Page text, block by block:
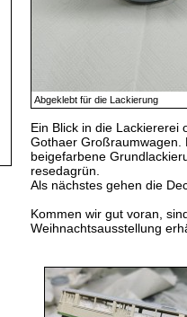
Abgeklebt für die Lackierung
Ein Blick in die Lackiererei
Gothaer Großraumwagen.
beigefarbene
resedagrün.
Als nächstes gehen die
Kommen wir gut voran,
Weihnachtsausstellung